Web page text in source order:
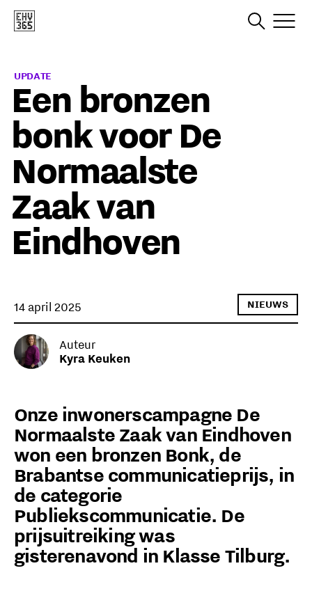
UPDATE
Een bronzen
bonk voor De
Normaalste
Zaak van
Eindhoven
14 april 2025 NIEUWS
Auteur
Kyra Keuken
Onze inwonerscampagne De
Normaalste Zaak van Eindhoven
won een bronzen Bonk, de
Brabantse communicatieprijs, in
de categorie
Publiekscommunicatie. De
prijsuitreiking was
gisterenavond in Klasse Tilburg.